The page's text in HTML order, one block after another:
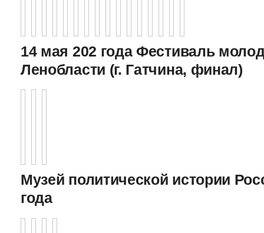
14 мая 202 года Фестиваль
Ленобласти (г. Гатчина, финал)
Музей политической истории
года